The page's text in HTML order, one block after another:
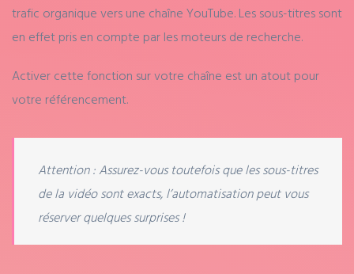
trafic organique vers une chaîne YouTube. Les sous-titres sont
en effet pris en compte par les moteurs de recherche.
Activer cette fonction sur votre chaîne est un atout pour
votre référencement.
Attention : Assurez-vous toutefois que les sous-titres
de la vidéo sont exacts, l’automatisation peut vous
réserver quelques surprises !